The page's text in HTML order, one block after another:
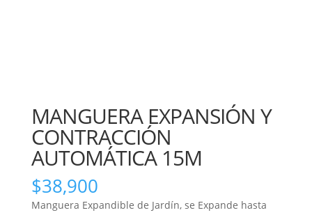
MANGUERA EXPANSIÓN Y
CONTRACCIÓN
AUTOMÁTICA 15M
$38,900
Manguera Expandible de Jardín, se Expande hasta